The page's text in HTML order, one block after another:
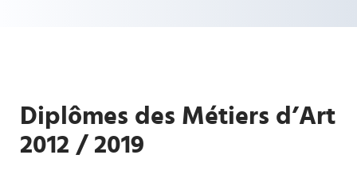
Diplômes des Métiers d’Art
2012 / 2019